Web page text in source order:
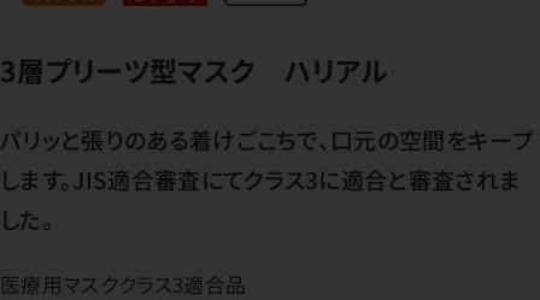
3層プリーツ型マスク ハリアル
パリッと張りのある着けごこちで、口元の空間をキープ
します。JIS適合審査にてクラス3に適合と審査されま
した。
医療用マスククラス3適合品